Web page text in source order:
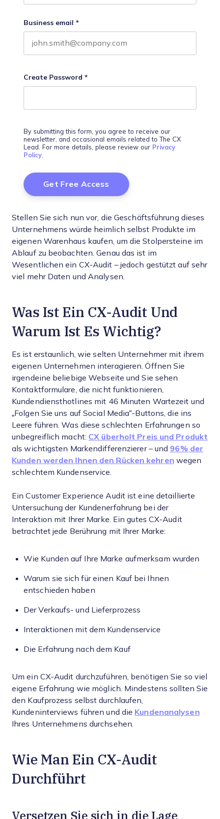
Business email *
Create Password *
By submitting this form, you agree to receive our
newsletter, and occasional emails related to The CX
Lead. For more details, please review our Privacy
Policy.
Stellen Sie sich nun vor, die Geschäftsführung dieses
Unternehmens würde heimlich selbst Produkte im
eigenen Warenhaus kaufen, um die Stolpersteine im
Ablauf zu beobachten. Genau das ist im
Wesentlichen ein CX-Audit – jedoch gestützt auf sehr
viel mehr Daten und Analysen.
Was Ist Ein CX-Audit Und
Warum Ist Es Wichtig?
Es ist erstaunlich, wie selten Unternehmer mit ihrem
eigenen Unternehmen interagieren. Öffnen Sie
irgendeine beliebige Webseite und Sie sehen
Kontaktformulare, die nicht funktionieren,
Kundendiensthotlines mit 46 Minuten Wartezeit und
„Folgen Sie uns auf Social Media“-Buttons, die ins
Leere führen. Was diese schlechten Erfahrungen so
unbegreiflich macht: CX überholt Preis und Produkt
als wichtigsten Markendifferenzierer – und 96% der
Kunden werden Ihnen den Rücken kehren wegen
schlechtem Kundenservice.
Ein Customer Experience Audit ist eine detaillierte
Untersuchung der Kundenerfahrung bei der
Interaktion mit Ihrer Marke. Ein gutes CX-Audit
betrachtet jede Berührung mit Ihrer Marke:
Wie Kunden auf Ihre Marke aufmerksam wurden
Warum sie sich für einen Kauf bei Ihnen
entschieden haben
Der Verkaufs- und Lieferprozess
Interaktionen mit dem Kundenservice
Die Erfahrung nach dem Kauf
Um ein CX-Audit durchzuführen, benötigen Sie so viel
eigene Erfahrung wie möglich. Mindestens sollten Sie
den Kaufprozess selbst durchlaufen,
Kundeninterviews führen und die Kundenanalysen
Ihres Unternehmens durchsehen.
Wie Man Ein CX-Audit
Durchführt
Versetzen Sie sich in die Lage